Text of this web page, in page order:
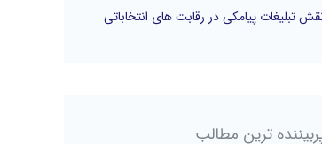
تبلیغات پیامکی در رقابت های انتخاباتی
ترین مطالب